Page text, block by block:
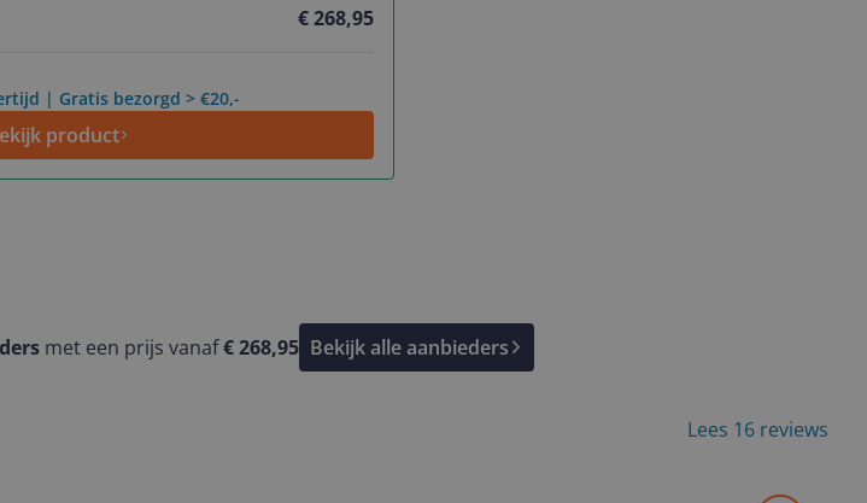
€ 268,95
| Gratis bezorgd > €20,-
product
met een prijs vanaf€ 268,95 Bekijk alle aanbieders
Lees 16 reviews